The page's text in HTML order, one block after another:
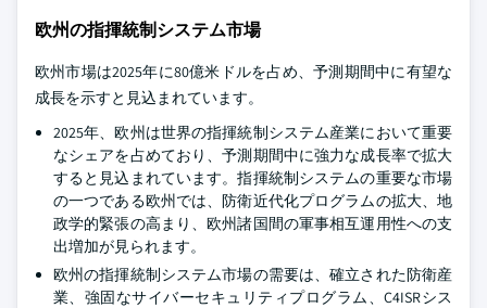
欧州の指揮統制システム市場
欧州市場は2025年に80億米ドルを占め、予測期間中に有望な
成長を示すと見込まれています。
2025年、欧州は世界の指揮統制システム産業において重要
なシェアを占めており、予測期間中に強力な成長率で拡大
すると見込まれています。指揮統制システムの重要な市場
の一つである欧州では、防衛近代化プログラムの拡大、地
政学的緊張の高まり、欧州諸国間の軍事相互運用性への支
出増加が見られます。
欧州の指揮統制システム市場の需要は、確立された防衛産
業、強固なサイバーセキュリティプログラム、C4ISRシス